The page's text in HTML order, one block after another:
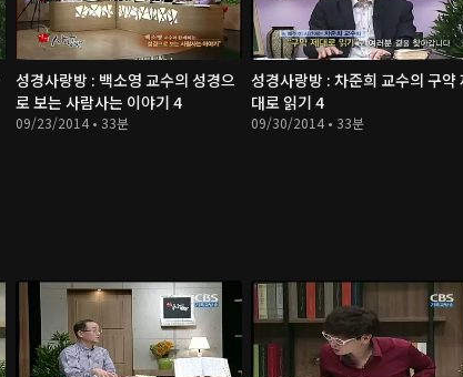
성경사랑방 : 백소영 교수의 성경으
로 보는 사람사는 이야기 4
09/23/2014 • 33분
성경사랑방 : 차준희 교수의 구약 제
대로 읽기 4
09/30/2014 • 33분